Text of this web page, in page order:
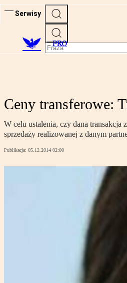
Serwisy
PRO
Ceny transferowe:
W celu ustalenia, czy dana
sprzedaży realizowanej z danym
Publikacja: 05.12.2014 02:00